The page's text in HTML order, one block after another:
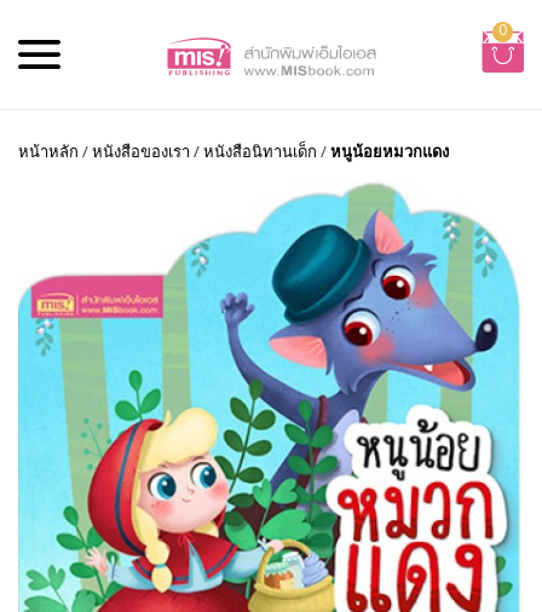
0
หน้าหลัก /หนังสือของเรา /หนังสือนิทานเด็ก /หนูน้อยหมวกแดง